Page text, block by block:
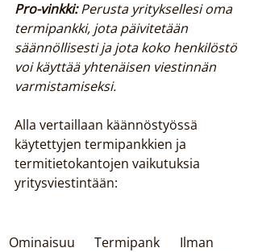
Pro-vinkki: Perusta yrityksellesi oma
termipankki, jota päivitetään
säännöllisesti ja jota koko henkilöstö
voi käyttää yhtenäisen viestinnän
varmistamiseksi.
Alla vertaillaan käännöstyössä
käytettyjen termipankkien ja
termitietokantojen vaikutuksia
yritysviestintään:
Ominaisuu
Termipank
Ilman